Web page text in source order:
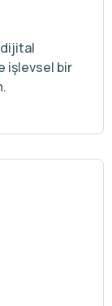
dijital
işlevsel bir